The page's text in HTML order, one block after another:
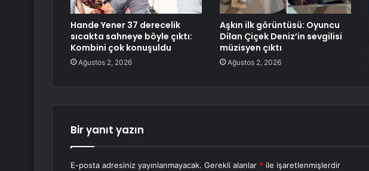
Hande Yener 37 derecelik
sıcakta sahneye böyle çıktı:
Kombini çok konuşuldu
Ağustos 2, 2026
Aşkın ilk görüntüsü: Oyuncu
Dilan Çiçek Deniz’in sevgilisi
müzisyen çıktı
Ağustos 2, 2026
Bir yanıt yazın
E-posta adresiniz yayınlanmayacak. Gerekli alanlar * ile işaretlenmişlerdir